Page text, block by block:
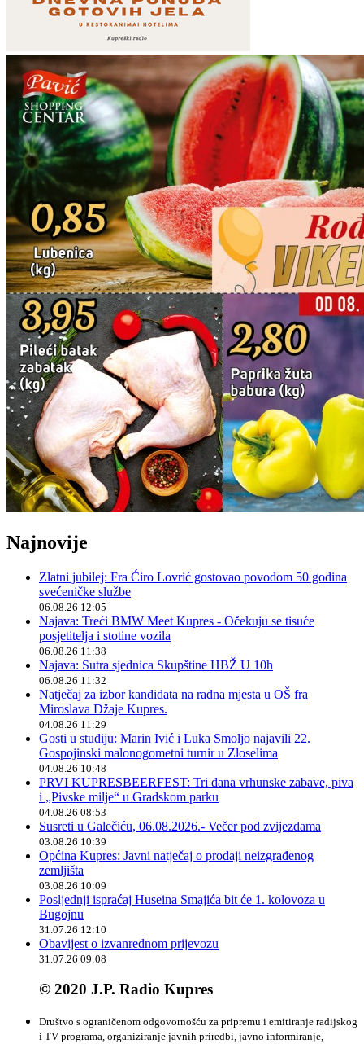
Najnovije
Zlatni jubilej: Fra Ćiro Lovrić gostovao povodom 50 godina
svećeničke službe
06.08.26 12:05
Najava: Treći BMW Meet Kupres - Očekuju se tisuće
posjetitelja i stotine vozila
06.08.26 11:38
Najava: Sutra sjednica Skupštine HBŽ U 10h
06.08.26 11:32
Natječaj za izbor kandidata na radna mjesta u OŠ fra
Miroslava Džaje Kupres.
04.08.26 11:29
Gosti u studiju: Marin Ivić i Luka Smoljo najavili 22.
Gospojinski malonogometni turnir u Zloselima
04.08.26 10:48
PRVI KUPRESBEERFEST: Tri dana vrhunske zabave, piva
i „Pivske milje“ u Gradskom parku
04.08.26 08:53
Susreti u Galečiću, 06.08.2026.- Večer pod zvijezdama
03.08.26 10:39
Općina Kupres: Javni natječaj o prodaji neizgrađenog
zemljišta
03.08.26 10:09
Posljednji ispraćaj Huseina Smajića bit će 1. kolovoza u
Bugojnu
31.07.26 12:10
Obavijest o izvanrednom prijevozu
31.07.26 09:08
© 2020 J.P. Radio Kupres
Društvo s ograničenom odgovornošću za pripremu i emitiranje radijskog
i TV programa, organiziranje javnih priredbi, javno informiranje,